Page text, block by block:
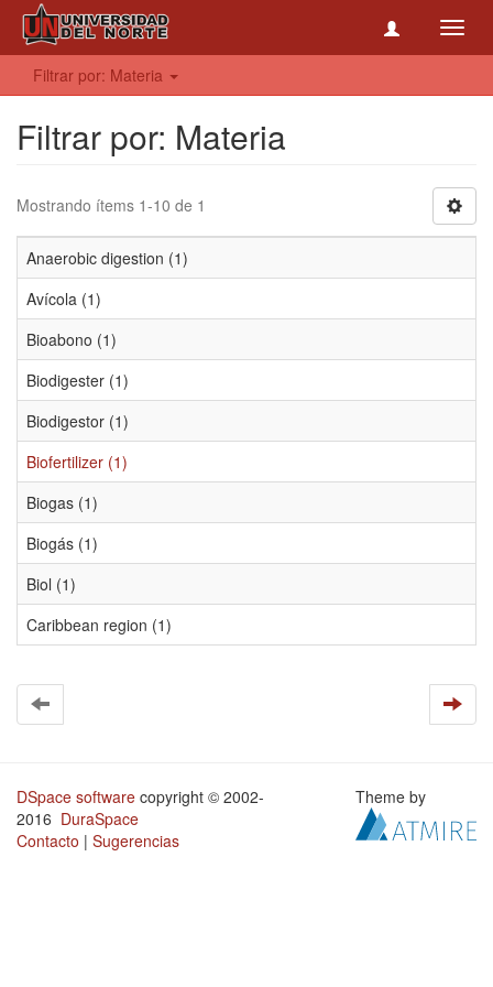
Filtrar por: Materia
Filtrar por: Materia
Mostrando ítems 1-10 de 1
Anaerobic digestion (1)
Avícola (1)
Bioabono (1)
Biodigester (1)
Biodigestor (1)
Biofertilizer (1)
Biogas (1)
Biogás (1)
Biol (1)
Caribbean region (1)
DSpace software copyright © 2002-
2016 DuraSpace
Contacto | Sugerencias
Theme by